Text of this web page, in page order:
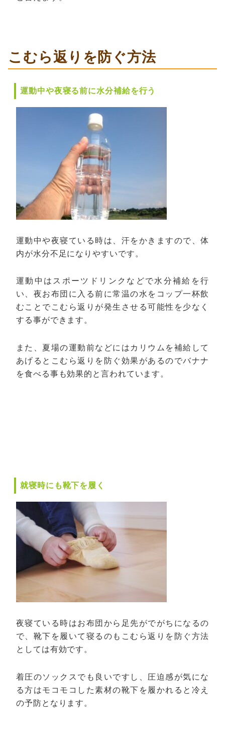
こむら返りを防ぐ方法
運動中や夜寝る前に水分補給を行う
運動中や夜寝ている時は、汗をかきますので、体
内が水分不足になりやすいです。
運動中はスポーツドリンクなどで水分補給を行
い、夜お布団に入る前に常温の水をコップ一杯飲
むことでこむら返りが発生させる可能性を少なく
する事ができます。
また、夏場の運動前などにはカリウムを補給して
あげるとこむら返りを防ぐ効果があるのでバナナ
を食べる事も効果的と言われています。
就寝時にも靴下を履く
夜寝ている時はお布団から足先がでがちになるの
で、靴下を履いて寝るのもこむら返りを防ぐ方法
としては有効です。
着圧のソックスでも良いですし、圧迫感が気にな
る方はモコモコした素材の靴下を履かれると冷え
の予防となります。